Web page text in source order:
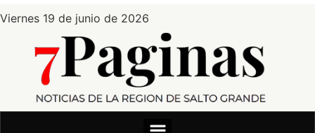
Viernes 19 de junio de 2026